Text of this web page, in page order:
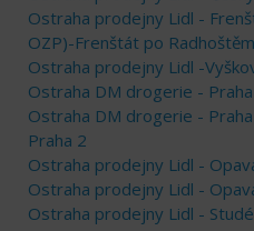
Ostraha prodejny Lidl -
OZP)-Frenštát po Radhoštěm
Ostraha prodejny Lidl -
Ostraha DM drogerie -
Ostraha DM drogerie -
Praha 2
Ostraha prodejny Lidl -
Ostraha prodejny Lidl -
Ostraha prodejny Lidl -